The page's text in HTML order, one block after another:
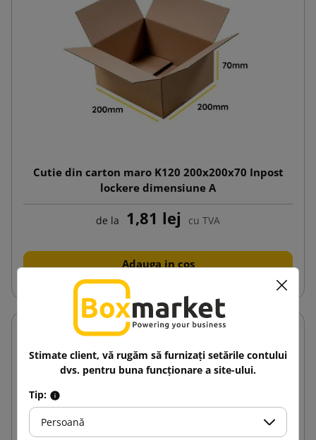
Cutie din carton maro K120 200x200x70 Inpost
lockere dimensiune A
de la 1,81 lej cu TVA
Adauga in cos
Stimate client, vă rugăm să furnizați setările contului
dvs. pentru buna funcționare a site-ului.
Tip:
Persoană